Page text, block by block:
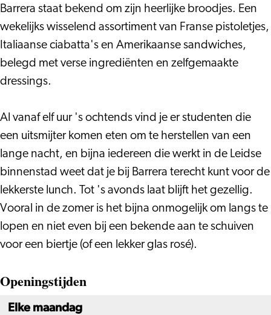
Barrera staat bekend om zijn heerlijke broodjes. Een
wekelijks wisselend assortiment van Franse pistoletjes,
Italiaanse ciabatta's en Amerikaanse sandwiches,
belegd met verse ingrediënten en zelfgemaakte
dressings.
Al vanaf elf uur 's ochtends vind je er studenten die
een uitsmijter komen eten om te herstellen van een
lange nacht, en bijna iedereen die werkt in de Leidse
binnenstad weet dat je bij Barrera terecht kunt voor de
lekkerste lunch. Tot 's avonds laat blijft het gezellig.
Vooral in de zomer is het bijna onmogelijk om langs te
lopen en niet even bij een bekende aan te schuiven
voor een biertje (of een lekker glas rosé).
Openingstijden
Elke maandag